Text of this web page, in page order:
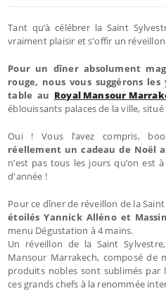
Tant qu’à célébrer la Saint
vraiment plaisir et s'offir un
Pour un dîner absolument
rouge, nous vous suggérons
table au Royal Mansour
éblouissants palaces de la ville,
Oui ! Vous l’avez compris,
réellement un cadeau de Noël
n’est pas tous les jours qu’on est
d'année !
Pour ce dîner de réveillon de la
étoilés Yannick Alléno et
menu Dégustation à 4 mains.
Un réveillon de la Saint
Mansour Marrakech, composé de
produits nobles sont sublimés par
ces grands chefs à la renommée